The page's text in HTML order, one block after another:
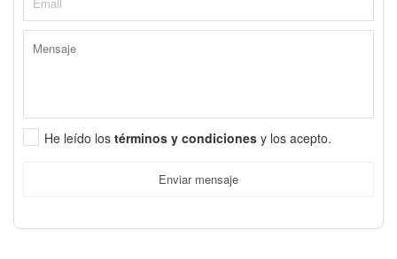
He leído los términos y condiciones y los acepto.
Enviar mensaje